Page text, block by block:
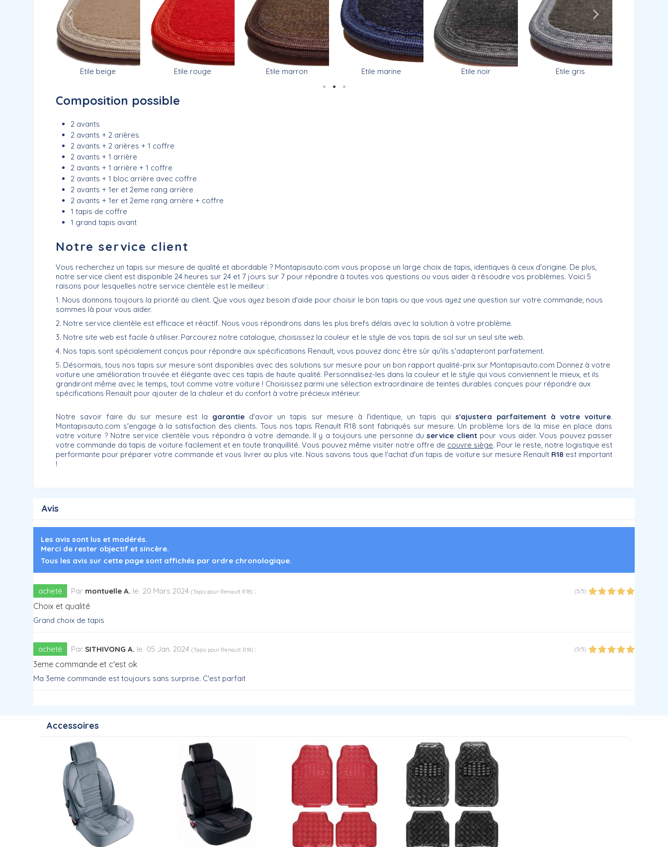
Etile beige Etile rouge Etile marron Etile marine Etile noir Etile gris
Composition possible
2 avants
2 avants + 2 arières
2 avants + 2 arières + 1 coffre
2 avants + 1 arrière
2 avants + 1 arrière + 1 coffre
2 avants + 1 bloc arrière avec coffre
2 avants + 1er et 2eme rang arrière
2 avants + 1er et 2eme rang arrière + coffre
1 tapis de coffre
1 grand tapis avant
Notre service client
Vous recherchez un tapis sur mesure de qualité et abordable ? Montapisauto.com vous propose un large choix de tapis, identiques à ceux d'origine. De plus,
notre service client est disponible 24 heures sur 24 et 7 jours sur 7 pour répondre à toutes vos questions ou vous aider à résoudre vos problèmes. Voici 5
raisons pour lesquelles notre service clientèle est le meilleur :
1. Nous donnons toujours la priorité au client. Que vous ayez besoin d'aide pour choisir le bon tapis ou que vous ayez une question sur votre commande, nous
sommes là pour vous aider.
2. Notre service clientèle est efficace et réactif. Nous vous répondrons dans les plus brefs délais avec la solution à votre problème.
3. Notre site web est facile à utiliser. Parcourez notre catalogue, choisissez la couleur et le style de vos tapis de sol sur un seul site web.
4. Nos tapis sont spécialement conçus pour répondre aux spécifications Renault, vous pouvez donc être sûr qu'ils s'adapteront parfaitement.
5. Désormais, tous nos tapis sur mesure sont disponibles avec des solutions sur mesure pour un bon rapport qualité-prix sur Montapisauto.com Donnez à votre
voiture une amélioration trouvée et élégante avec ces tapis de haute qualité. Personnalisez-les dans la couleur et le style qui vous conviennent le mieux, et ils
grandiront même avec le temps, tout comme votre voiture ! Choisissez parmi une sélection extraordinaire de teintes durables conçues pour répondre aux
spécifications Renault pour ajouter de la chaleur et du confort à votre précieux intérieur.
Notre savoir faire du sur mesure est la garantie d'avoir un tapis sur mesure à l'identique, un tapis qui s'ajustera parfaitement à votre voiture.
Montapisauto.com s'engage à la satisfaction des clients. Tous nos tapis Renault R18 sont fabriqués sur mesure. Un problème lors de la mise en place dans
votre voiture ? Notre service clientèle vous répondra à votre demande. Il y a toujours une personne duservice clientpour vous aider. Vous pouvez passer
votre commande da tapis de voiture facilement et en toute tranquillité. Vous pouvez même visiter notre offre de couvre siège. Pour le reste, notre logistique est
performante pour préparer votre commande et vous livrer au plus vite. Nous savons tous que l'achat d'un tapis de voiture sur mesure Renault R18 est important
!
Avis
Les avis sont lus et modérés.
Merci de rester objectif et sincère.
Tous les avis sur cette page sont affichés par ordre chronologique.
acheté Par montuelle A. le 20 Mars 2024(Tapis pour Renault R18) : (5/5)
Choix et qualité
Grand choix de tapis
acheté Par SITHIVONG A. le 05 Jan. 2024(Tapis pour Renault R18) : (5/5)
3eme commande et c'est ok
Ma 3eme commande est toujours sans surprise. C'est parfait
Accessoires